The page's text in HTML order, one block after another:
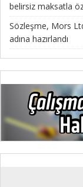
belirsiz maksatla
Sözleşme, Mors
adına hazırlandı